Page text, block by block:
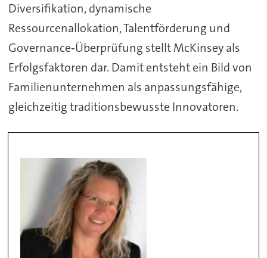
Diversifikation, dynamische
Ressourcenallokation, Talentförderung und
Governance‑Überprüfung stellt McKinsey als
Erfolgsfaktoren dar. Damit entsteht ein Bild von
Familienunternehmen als anpassungsfähige,
gleichzeitig traditionsbewusste Innovatoren.